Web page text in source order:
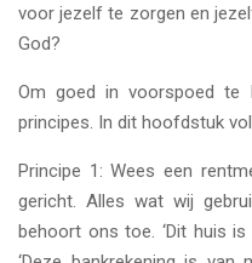
voor jezelf te zorgen en
God?
Om goed in voorspoed te
principes. In dit hoofdstuk
Principe 1: Wees een
gericht. Alles wat wij
behoort ons toe. ‘Dit huis is